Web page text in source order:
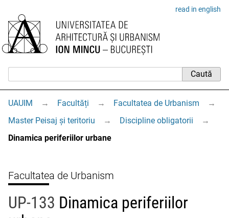
read in english
UAUIM → Facultăți → Facultatea de Urbanism
→
Master Peisaj și teritoriu
→ Discipline obligatorii
→
Dinamica periferiilor urbane
Facultatea de Urbanism
UP-133 Dinamica periferiilor